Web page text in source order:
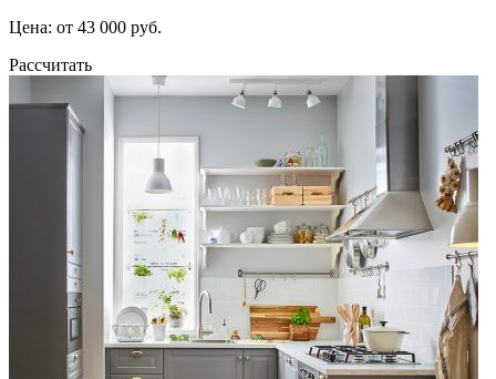
Цена: от 43 000 руб.
Рассчитать